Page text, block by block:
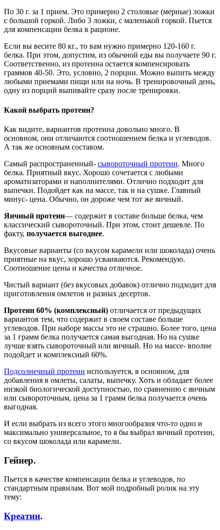
По 30 г. за 1 прием. Это примерно 2 столовые (мерные) ложки
с большой горкой. Либо 3 ложки, с маленькой горкой. Пьется
для компенсации белка в рационе.
Если вы весите 80 кг., то вам нужно примерно 120-160 г.
белка. При этом, допустим, из обычной еды вы получаете 90 г.
Соответственно, из протеина остается компенсировать
граммов 40-50. Это, условно, 2 порции. Можно выпить между
любыми приемами пищи или на ночь. В тренировочный день,
одну из порций выпивайте сразу после тренировки.
Какой выбрать протеин?
Как видите, вариантов протеина довольно много. В
основном, они отличаются соотношением белка и углеводов.
А так же основным составом.
Самый распространенный- сывороточный протеин. Много
белка. Приятный вкус. Хорошо сочетается с любыми
ароматизаторами и наполнителями. Отлично подходит для
выпечки. Подойдет как на массе, так и на сушке. Главный
минус- цена. Обычно, он дороже чем тот же яичный.
Яичный протеин— содержит в составе больше белка, чем
классический сывороточный. При этом, стоит дешевле. По
факту, получается выгоднее.
Вкусовые варианты (со вкусом карамели или шоколада) очень
приятные на вкус, хорошо усваиваются. Рекомендую.
Соотношение цены и качества отличное.
Чистый вариант (без вкусовых добавок) отлично подходит для
приготовления омлетов и разных десертов.
Протеин 60% (комплексный) отличается от предыдущих
вариантов тем, что содержит в своем составе больше
углеводов. При наборе массы это не страшно. Более того, цена
за 1 грамм белка получается самая выгодная. Но на сушке
лучше взять сывороточный или яичный. Но на массе- вполне
подойдет и комплексный 60%.
Подсолнечный протеин используется, в основном, для
добавления в омлеты, салаты, выпечку. Хоть и обладает более
низкой биологической доступностью, по сравнению с яичным
или сывороточным, цена за 1 грамм белка получается очень
выгодная.
И если выбрать из всего этого многообразия что-то одно и
максимально универсальное, то я бы выбрал яичный протеин,
со вкусом шоколада или карамели.
Гейнер.
Пьется в качестве компенсации белка и углеводов, по
стандартным правилам. Вот мой подробный ролик на эту
тему:
Креатин.